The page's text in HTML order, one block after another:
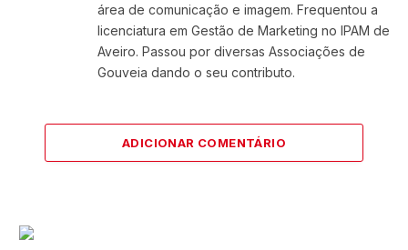
área de comunicação e imagem. Frequentou a
licenciatura em Gestão de Marketing no IPAM de
Aveiro. Passou por diversas Associações de
Gouveia dando o seu contributo.
ADICIONAR COMENTÁRIO